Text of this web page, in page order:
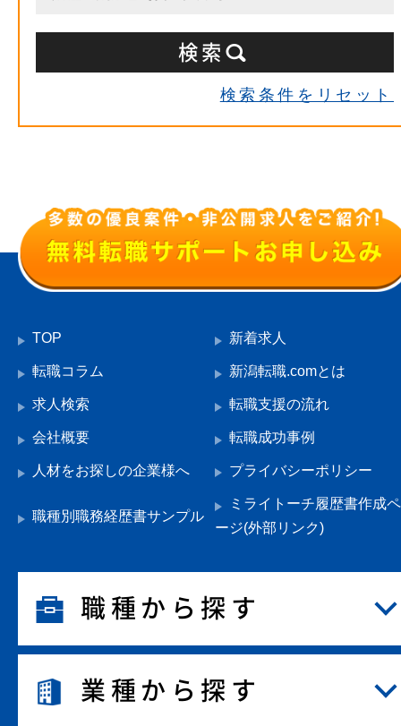
検索条件をリセット
TOP 新着求人
転職コラム 新潟転職.comとは
求人検索 転職支援の流れ
会社概要 転職成功事例
人材をお探しの企業様へ プライバシーポリシー
職種別職務経歴書サンプル
ミライトーチ履歴書作成ペ
ージ(外部リンク)
職種から探す
業種から探す